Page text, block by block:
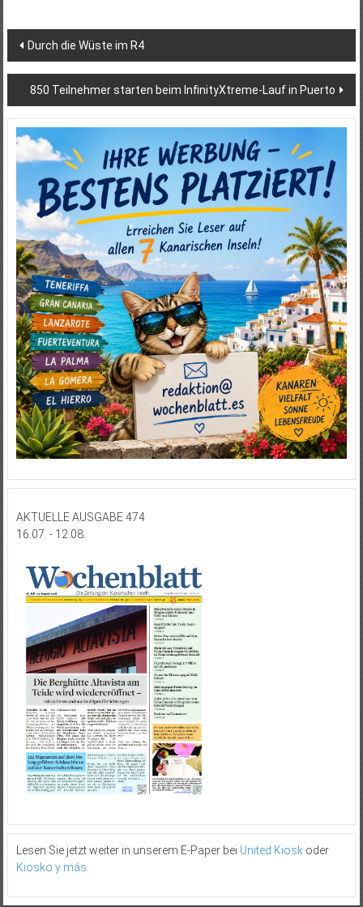
Beitragsnavigation
Durch die Wüste im R4
850 Teilnehmer starten beim InfinityXtreme-Lauf in Puerto
AKTUELLE AUSGABE 474
16.07. - 12.08.
Lesen Sie jetzt weiter in unserem E-Paper bei United Kioskoder
Kiosko y más.